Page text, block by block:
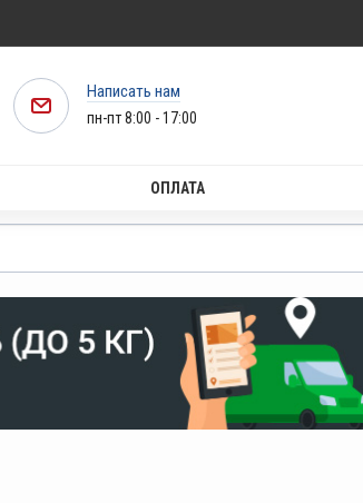
Написать нам
пн-пт 8:00 - 17:00
ОПЛАТА